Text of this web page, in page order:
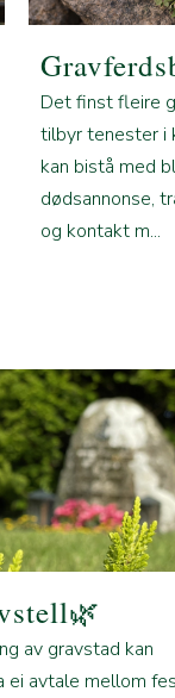
Det finst fleire
tilbyr tenester i
kan bistå med
dødsannonse,
og kontakt m...
av gravstad kan
ei avtale mellom